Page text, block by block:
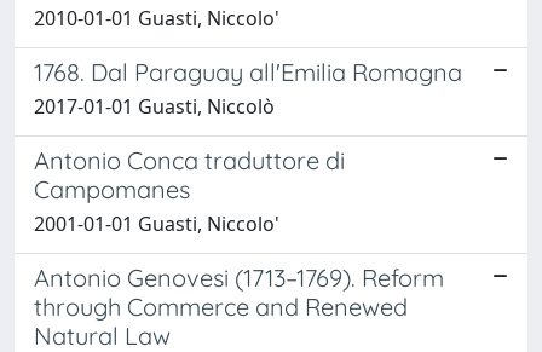
2010-01-01 Guasti, Niccolo'
1768. Dal Paraguay all'Emilia Romagna
2017-01-01 Guasti, Niccolò
Antonio Conca traduttore di
Campomanes
2001-01-01 Guasti, Niccolo'
Antonio Genovesi (1713–1769). Reform
through Commerce and Renewed
Natural Law